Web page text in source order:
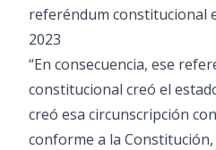
referéndum constitucional
2023
“En consecuencia, ese
constitucional creó el
creó esa circunscripción
conforme a la